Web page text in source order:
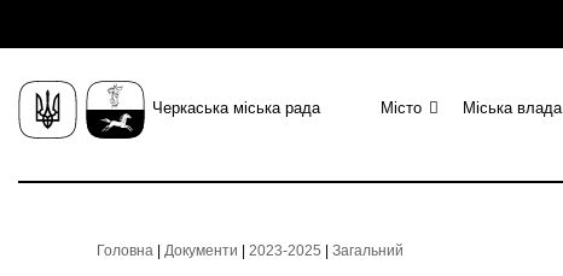
Черкаська міська рада Місто Міська влада
Головна Документи 2023-2025 Загальний